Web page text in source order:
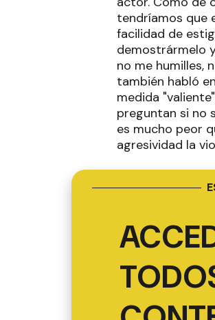
tendríamos que
facilidad de
demostrármelo
no me humilles,
también habló
medida
preguntan si no
es mucho peor
agresividad la